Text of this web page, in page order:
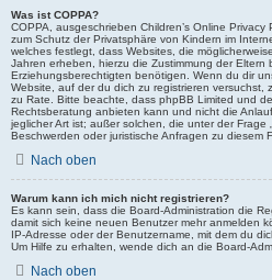
Was ist COPPA?
COPPA, ausgeschrieben Children’s Online
zum Schutz der Privatsphäre von Kindern im
welches festlegt, dass Websites, die
Jahren erheben, hierzu die Zustimmung der Eltern
Erziehungsberechtigten benötigen. Wenn du dir
Website, auf der du dich zu registrieren versuchst,
zu Rate. Bitte beachte, dass phpBB Limited und
Rechtsberatung anbieten kann und nicht die
jeglicher Art ist; außer solchen, die unter der Frage
Beschwerden oder juristische Anfragen zu diesem
Nach oben
Warum kann ich mich nicht registrieren?
Es kann sein, dass die Board-Administration die
damit sich keine neuen Benutzer mehr anmelden
IP-Adresse oder der Benutzername, mit dem du
Um Hilfe zu erhalten, wende dich an die Board-
Nach oben